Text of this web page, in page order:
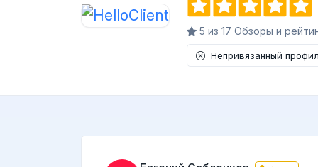
5 из 17 Обзоры и
Непривязанный